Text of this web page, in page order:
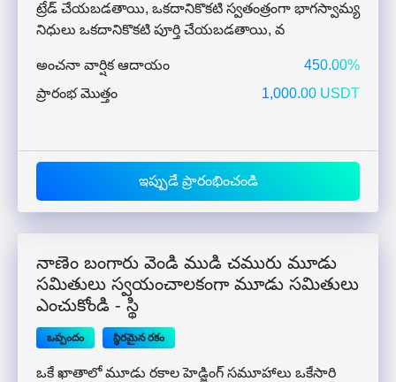
ట్రేడ్ చేయబడతాయి, ఒకదానికొకటి స్వతంత్రంగా భాగస్వామ్య
నిధులు ఒకదానికొకటి పూర్తి చేయబడతాయి, వ
అంచనా వార్షిక ఆదాయం
450.00%
ప్రారంభ మొత్తం
1,000.00 USDT
ఇప్పుడే ప్రారంభించండి
నాణెం బంగారు వెండి ముడి చమురు మూడు
సమితులు స్వయంచాలకంగా మూడు సమితులు
ఎంచుకోండి - స్థి
ఒప్పందం స్థిరమైన రకం
ఒకే ఖాతాలో మూడు రకాల హెడ్జింగ్ సమూహాలు ఒకేసారి